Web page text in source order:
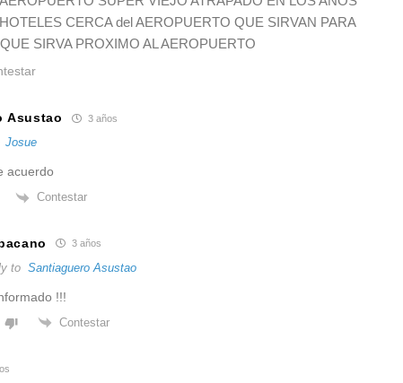
CERCA del AEROPUERTO QUE SIRVAN PARA
SIRVA PROXIMO AL AEROPUERTO
Asustao 3 años
Josue
acuerdo
Contestar
3 años
to Santiaguero Asustao
!!!
Contestar